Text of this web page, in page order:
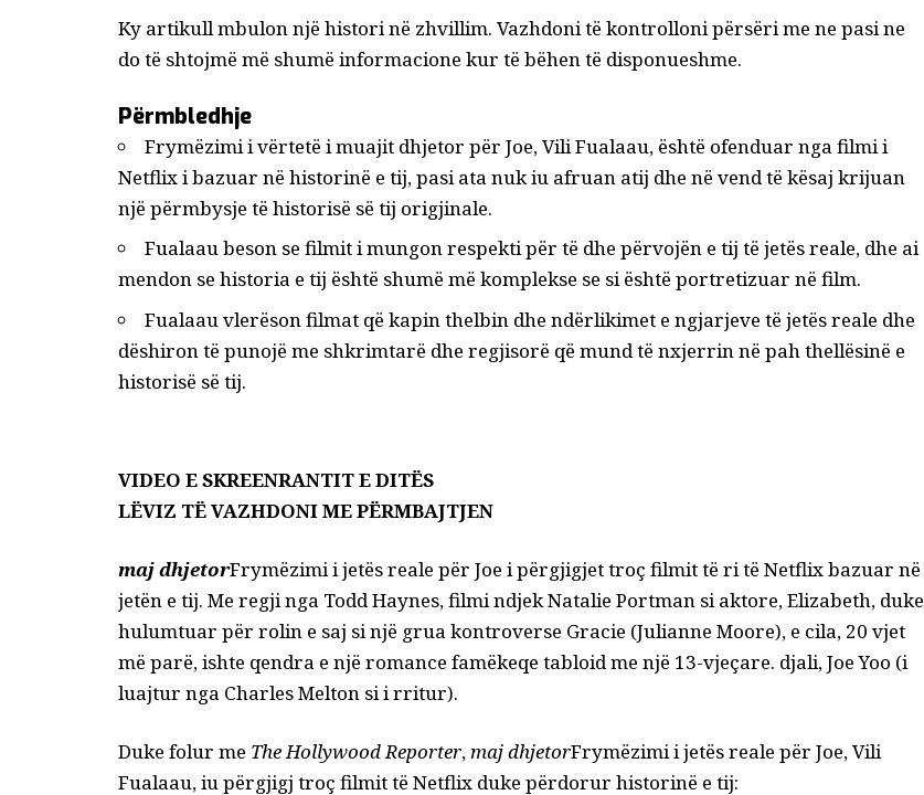
Ky artikull mbulon një histori në zhvillim. Vazhdoni të kontrolloni përsëri me ne pasi ne
do të shtojmë më shumë informacione kur të bëhen të disponueshme.
Përmbledhje
Frymëzimi i vërtetë i muajit dhjetor për Joe, Vili Fualaau, është ofenduar nga filmi i
Netflix i bazuar në historinë e tij, pasi ata nuk iu afruan atij dhe në vend të kësaj krijuan
një përmbysje të historisë së tij origjinale.
Fualaau beson se filmit i mungon respekti për të dhe përvojën e tij të jetës reale, dhe ai
mendon se historia e tij është shumë më komplekse se si është portretizuar në film.
Fualaau vlerëson filmat që kapin thelbin dhe ndërlikimet e ngjarjeve të jetës reale dhe
dëshiron të punojë me shkrimtarë dhe regjisorë që mund të nxjerrin në pah thellësinë e
historisë së tij.
VIDEO E SKREENRANTIT E DITËS
LËVIZ TË VAZHDONI ME PËRMBAJTJEN
maj dhjetorFrymëzimi i jetës reale për Joe i përgjigjet troç filmit të ri të Netflix bazuar në
jetën e tij. Me regji nga Todd Haynes, filmi ndjek Natalie Portman si aktore, Elizabeth, duke
hulumtuar për rolin e saj si një grua kontroverse Gracie (Julianne Moore), e cila, 20 vjet
më parë, ishte qendra e një romance famëkeqe tabloid me një 13-vjeçare. djali, Joe Yoo (i
luajtur nga Charles Melton si i rritur).
Duke folur me The Hollywood Reporter,maj dhjetorFrymëzimi i jetës reale për Joe, Vili
Fualaau, iu përgjigj troç filmit të Netflix duke përdorur historinë e tij: